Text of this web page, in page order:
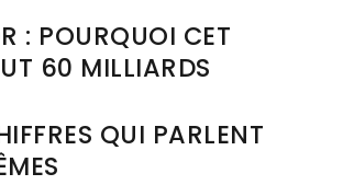
: POURQUOI CET
60 MILLIARDS
QUI PARLENT